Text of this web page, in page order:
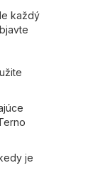
každý
je